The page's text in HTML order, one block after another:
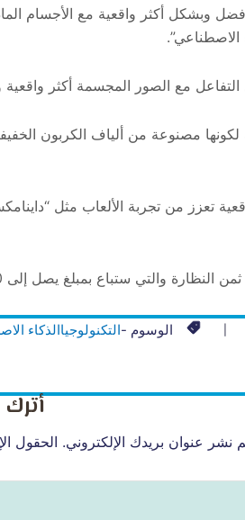
وبشكل أكثر واقعية مع الأجسام
مع الصور المجسمة أكثر واقعية
مصنوعة من ألياف الكربون
والتي ستباع بمبلغ يصل إلى 3500 دولار أميركي.
الوسوم -التكنولوجياالذكاء
نشر عنوان بريدك الإلكتروني. الحقول